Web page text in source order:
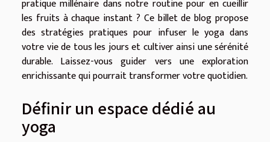
pratique millénaire dans notre routine pour en cueillir
les fruits à chaque instant ? Ce billet de blog propose
des stratégies pratiques pour infuser le yoga dans
votre vie de tous les jours et cultiver ainsi une sérénité
durable. Laissez-vous guider vers une exploration
enrichissante qui pourrait transformer votre quotidien.
Définir un espace dédié au
yoga